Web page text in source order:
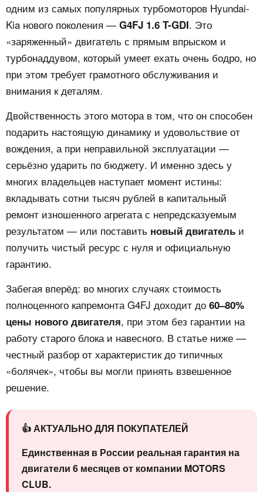
одним из самых популярных турбомоторов Hyundai-
Kia нового поколения — G4FJ 1.6 T-GDI. Это
«заряженный» двигатель с прямым впрыском и
турбонаддувом, который умеет ехать очень бодро, но
при этом требует грамотного обслуживания и
внимания к деталям.
Двойственность этого мотора в том, что он способен
подарить настоящую динамику и удовольствие от
вождения, а при неправильной эксплуатации —
серьёзно ударить по бюджету. И именно здесь у
многих владельцев наступает момент истины:
вкладывать сотни тысяч рублей в капитальный
ремонт изношенного агрегата с непредсказуемым
результатом — или поставить новый двигатель и
получить чистый ресурс с нуля и официальную
гарантию.
Забегая вперёд: во многих случаях стоимость
полноценного капремонта G4FJ доходит до 60–80%
цены нового двигателя, при этом без гарантии на
работу старого блока и навесного. В статье ниже —
честный разбор от характеристик до типичных
«болячек», чтобы вы могли принять взвешенное
решение.
👍 АКТУАЛЬНО ДЛЯ ПОКУПАТЕЛЕЙ
Единственная в России реальная гарантия на
двигатели 6 месяцев от компании MOTORS
CLUB.